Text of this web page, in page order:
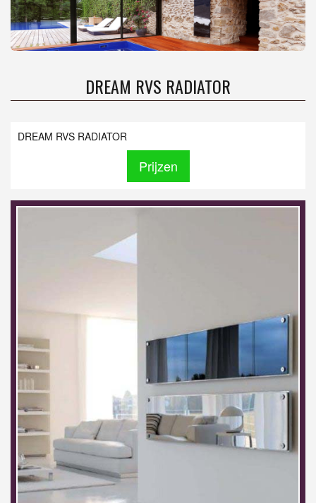
DREAM RVS RADIATOR
DREAM RVS RADIATOR
Prijzen